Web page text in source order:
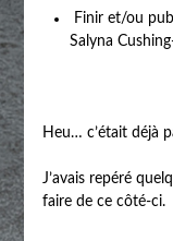
Finir et/ou
Salyna
Heu… c’était déjà
J’avais repéré
faire de ce côté-ci.